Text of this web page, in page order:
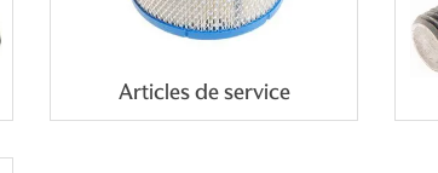
Articles de service